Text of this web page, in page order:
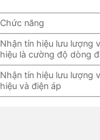
Chức năng
Nhận tín hiệu lưu lượng
hiệu là cường độ dòng
Nhận tín hiệu lưu lượng
hiệu và điện áp